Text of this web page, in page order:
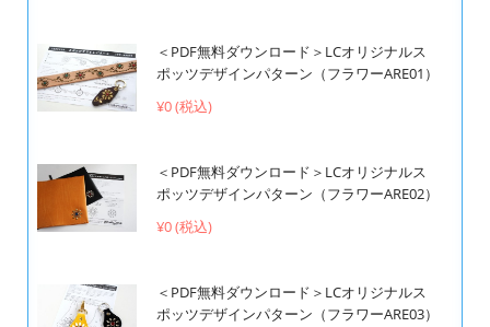
＜PDF無料ダウンロード＞LCオリジナルス
ポッツデザインパターン（フラワーARE01）
¥0 (税込)
＜PDF無料ダウンロード＞LCオリジナルス
ポッツデザインパターン（フラワーARE02）
¥0 (税込)
＜PDF無料ダウンロード＞LCオリジナルス
ポッツデザインパターン（フラワーARE03）